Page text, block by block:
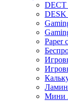
DECT
DESK
Paper
Мини